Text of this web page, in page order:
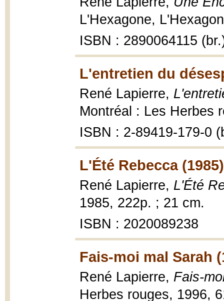
L'Hexagone,
ISBN : 2890064115
L'entretien du
René Lapierre,
Montréal : Les Herbes
ISBN : 2-89419-179-0
L'Été Rebecca (1985)
René Lapierre, L'Été
1985, 222p. ; 21 cm.
ISBN : 2020089238
Fais-moi mal Sarah
René Lapierre, Fais-
Herbes rouges, 1996,